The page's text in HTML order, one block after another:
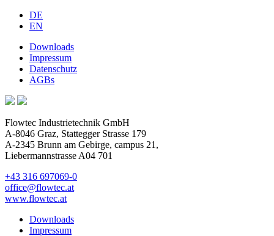
DE
EN
Downloads
Impressum
Datenschutz
AGBs
Flowtec Industrietechnik GmbH
A-8046 Graz, Stattegger Strasse 179
A-2345 Brunn am Gebirge, campus 21,
Liebermannstrasse A04 701
+43 316 697069-0
office@flowtec.at
www.flowtec.at
Downloads
Impressum